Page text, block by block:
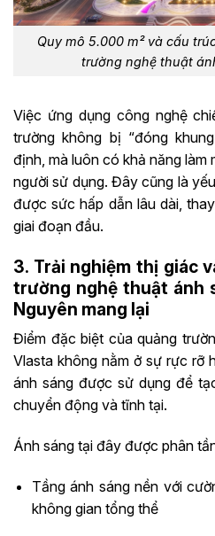
Quy mô 5.000 m² và cấu
trường nghệ thuật
Việc ứng dụng công nghệ
trường không bị “đóng
định, mà luôn có khả năng làm
người sử dụng. Đây cũng là
được sức hấp dẫn lâu dài,
giai đoạn đầu.
3. Trải nghiệm thị giác
trường nghệ thuật ánh
Nguyên mang lại
Điểm đặc biệt của quảng
Vlasta không nằm ở sự rực rỡ
ánh sáng được sử dụng để
chuyển động và tĩnh tại.
Ánh sáng tại đây được phân
Tầng ánh sáng nền với
không gian tổng thể